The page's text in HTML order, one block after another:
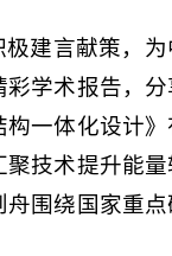
建言献策，
学术报告，
一体化设计
技术提升能
围绕国家重